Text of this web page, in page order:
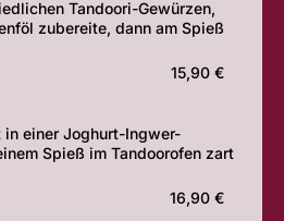
Tandoori-Gewürzen,
zubereite, dann am Spieß
15,90 €
in einer Joghurt-Ingwer-
Spieß im Tandoorofen zart
16,90 €